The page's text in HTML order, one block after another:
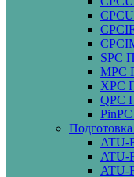
SPC
MPC
XPC
QPC
Подготовка
ATU-
ATU-
ATU-